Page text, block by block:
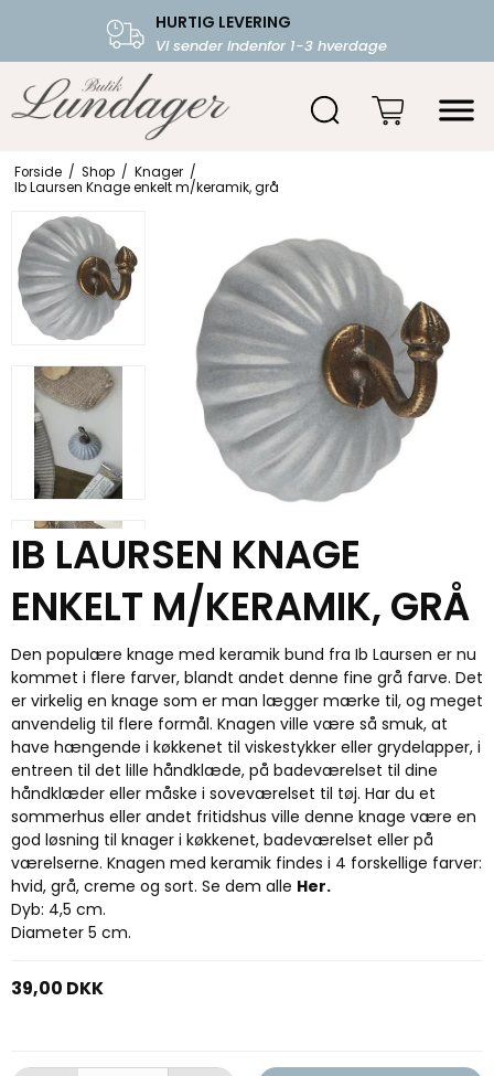
HURTIG LEVERING
Vi sender indenfor 1-3 hverdage
FRI FRAGT OVER 599.-
Starter fra 39,-
Forside / Shop / Knager /
Ib Laursen Knage enkelt m/keramik, grå
IB LAURSEN KNAGE
ENKELT M/KERAMIK, GRÅ
Den populære knage med keramik bund fra Ib Laursen er nu
kommet i flere farver, blandt andet denne fine grå farve. Det
er virkelig en knage som er man lægger mærke til, og meget
anvendelig til flere formål. Knagen ville være så smuk, at
have hængende i køkkenet til viskestykker eller grydelapper, i
entreen til det lille håndklæde, på badeværelset til dine
håndklæder eller måske i soveværelset til tøj. Har du et
sommerhus eller andet fritidshus ville denne knage være en
god løsning til knager i køkkenet, badeværelset eller på
værelserne. Knagen med keramik findes i 4 forskellige farver:
hvid, grå, creme og sort. Se dem alle Her.
Dyb: 4,5 cm.
Diameter 5 cm.
39,00 DKK